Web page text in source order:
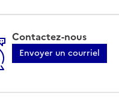
Contactez-nous
Envoyer un courriel